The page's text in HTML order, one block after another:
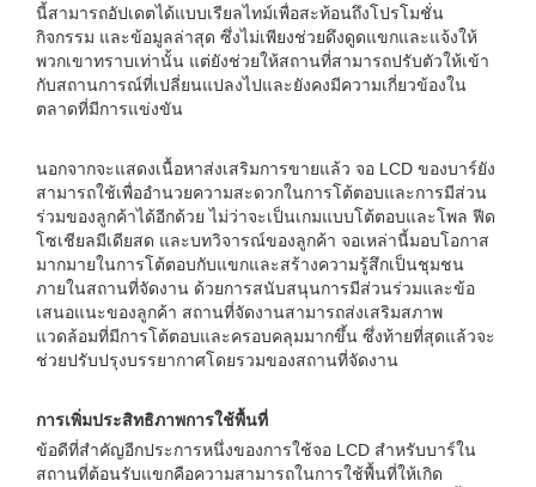
นี้สามารถอัปเดตได้แบบเรียลไทม์เพื่อสะท้อนถึงโปรโมชั่น
กิจกรรม และข้อมูลล่าสุด ซึ่งไม่เพียงช่วยดึงดูดแขกและแจ้งให้
พวกเขาทราบเท่านั้น แต่ยังช่วยให้สถานที่สามารถปรับตัวให้เข้า
กับสถานการณ์ที่เปลี่ยนแปลงไปและยังคงมีความเกี่ยวข้องใน
ตลาดที่มีการแข่งขัน
นอกจากจะแสดงเนื้อหาส่งเสริมการขายแล้ว จอ LCD ของบาร์ยัง
สามารถใช้เพื่ออำนวยความสะดวกในการโต้ตอบและการมีส่วน
ร่วมของลูกค้าได้อีกด้วย ไม่ว่าจะเป็นเกมแบบโต้ตอบและโพล ฟีด
โซเชียลมีเดียสด และบทวิจารณ์ของลูกค้า จอเหล่านี้มอบโอกาส
มากมายในการโต้ตอบกับแขกและสร้างความรู้สึกเป็นชุมชน
ภายในสถานที่จัดงาน ด้วยการสนับสนุนการมีส่วนร่วมและข้อ
เสนอแนะของลูกค้า สถานที่จัดงานสามารถส่งเสริมสภาพ
แวดล้อมที่มีการโต้ตอบและครอบคลุมมากขึ้น ซึ่งท้ายที่สุดแล้วจะ
ช่วยปรับปรุงบรรยากาศโดยรวมของสถานที่จัดงาน
การเพิ่มประสิทธิภาพการใช้พื้นที่
ข้อดีที่สำคัญอีกประการหนึ่งของการใช้จอ LCD สำหรับบาร์ใน
สถานที่ต้อนรับแขกคือความสามารถในการใช้พื้นที่ให้เกิด